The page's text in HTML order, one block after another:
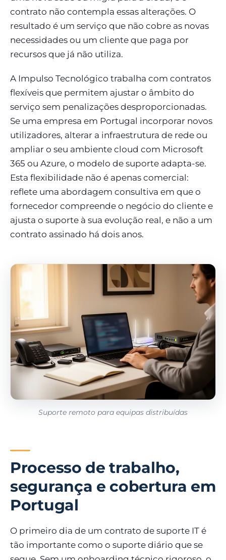
contrato não contempla essas alterações. O
resultado é um serviço que não cobre as novas
necessidades ou um cliente que paga por
recursos que já não utiliza.
A Impulso Tecnológico trabalha com contratos
flexíveis que permitem ajustar o âmbito do
serviço sem penalizações desproporcionadas.
Se uma empresa em Portugal incorporar novos
utilizadores, alterar a infraestrutura de rede ou
ampliar o seu ambiente cloud com Microsoft
365 ou Azure, o modelo de suporte adapta-se.
Esta flexibilidade não é apenas comercial:
reflete uma abordagem consultiva em que o
fornecedor compreende o negócio do cliente e
ajusta o suporte à sua evolução real, e não a um
contrato assinado há dois anos.
Suporte remoto para equipas distribuídas
Processo de trabalho,
segurança e cobertura em
Portugal
O primeiro dia de um contrato de suporte IT é
tão importante como o suporte diário que se